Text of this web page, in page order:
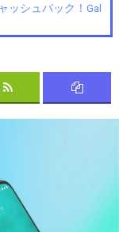
ッシュバック！Gal